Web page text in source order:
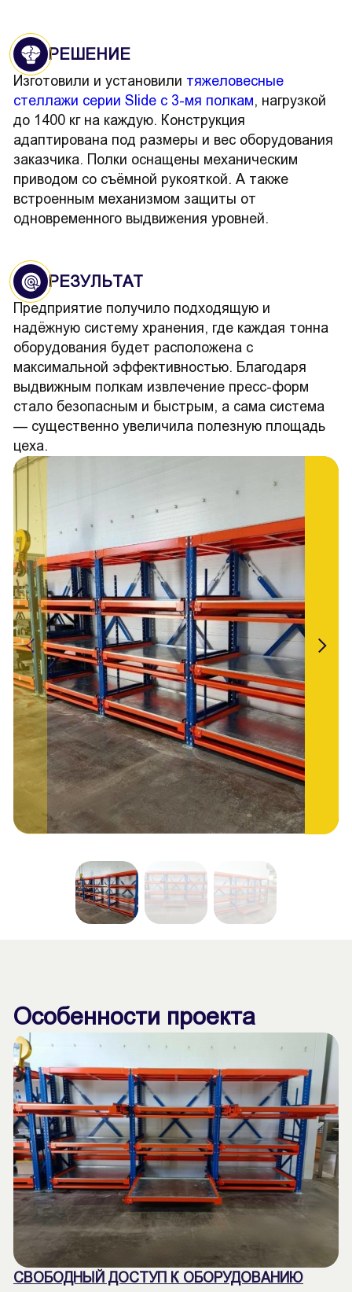
РЕШЕНИЕ
Изготовили и установили тяжеловесные
стеллажи серии Slide с 3-мя полкам, нагрузкой
до 1400 кг на каждую. Конструкция
адаптирована под размеры и вес оборудования
заказчика. Полки оснащены механическим
приводом со съёмной рукояткой. А также
встроенным механизмом защиты от
одновременного выдвижения уровней.
РЕЗУЛЬТАТ
Предприятие получило подходящую и
надёжную систему хранения, где каждая тонна
оборудования будет расположена с
максимальной эффективностью. Благодаря
выдвижным полкам извлечение пресс-форм
стало безопасным и быстрым, а сама система
— существенно увеличила полезную площадь
цеха.
Особенности проекта
СВОБОДНЫЙ ДОСТУП К ОБОРУДОВАНИЮ